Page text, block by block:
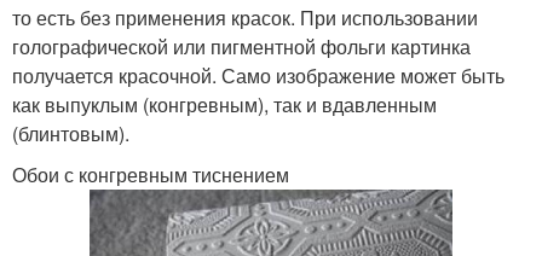
то есть без применения красок. При использовании
голографической или пигментной фольги картинка
получается красочной. Само изображение может быть
как выпуклым (конгревным), так и вдавленным
(блинтовым).
Обои с конгревным тиснением